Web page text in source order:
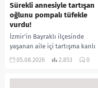
Sürekli annesiyle tartışan
oğlunu pompalı tüfekle
vurdu!
İzmir’in Bayraklı ilçesinde
yaşanan aile içi tartışma kanlı
bitti. İddiaya göre, uzun süredir
05.08.2026 2.853 0